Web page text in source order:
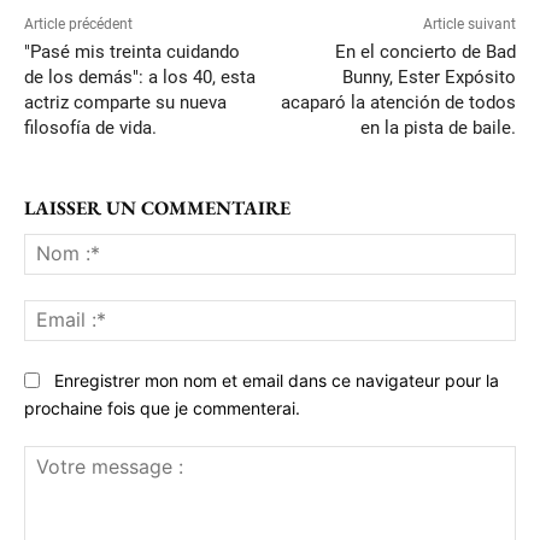
Article précédent
"Pasé mis treinta cuidando
de los demás": a los 40, esta
actriz comparte su nueva
filosofía de vida.
Article suivant
En el concierto de Bad
Bunny, Ester Expósito
acaparó la atención de todos
en la pista de baile.
LAISSER UN COMMENTAIRE
:*
:*
Enregistrer mon nom et email dans ce navigateur pour la
prochaine fois que je commenterai.